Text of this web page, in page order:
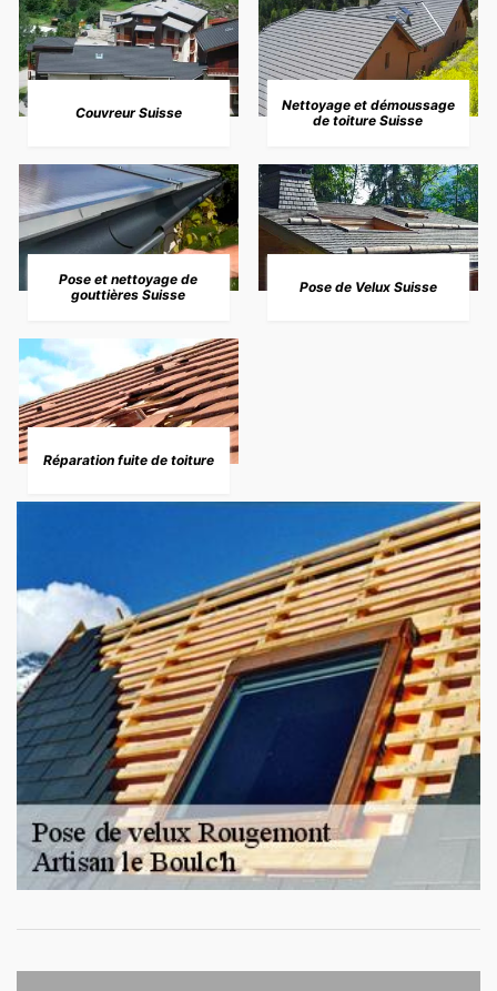
Couvreur Suisse
Nettoyage et démoussage
de toiture Suisse
Pose et nettoyage de
gouttières Suisse
Pose de Velux Suisse
Réparation fuite de toiture